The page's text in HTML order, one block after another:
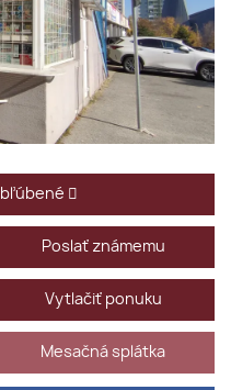
Poslať známemu
Vytlačiť ponuku
Mesačná splátka